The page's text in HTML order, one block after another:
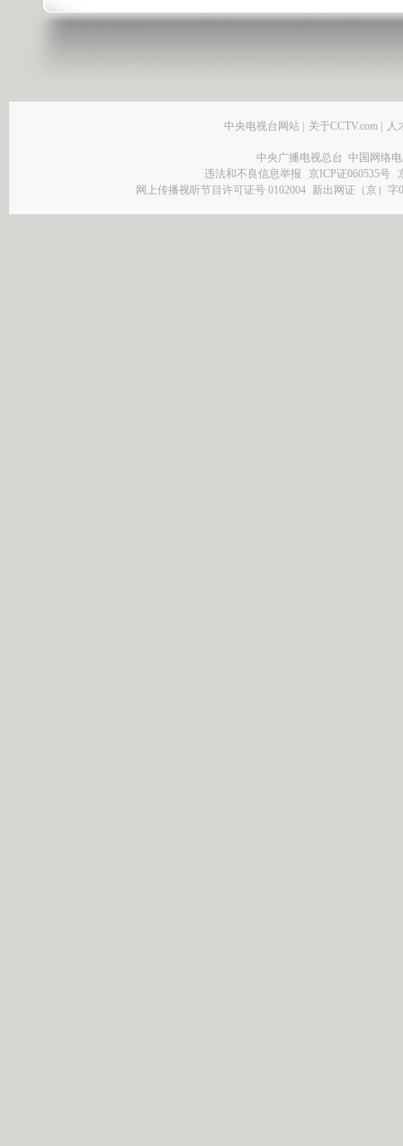
中央电视台网站 | 关于CCTV.com | 人
中央广播电视总台 中国网络
违法和不良信息举报
京ICP证060535号
网上传播视听节目许可证号 0102004 新出网证（京）